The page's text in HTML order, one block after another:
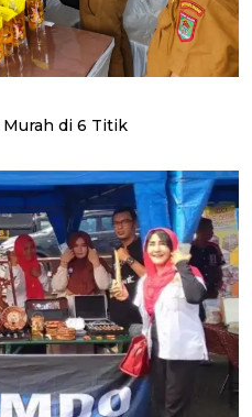
Murah di 6 Titik